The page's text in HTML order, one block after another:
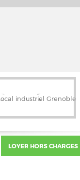
LOYER HORS CHARGES